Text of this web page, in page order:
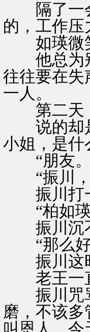
隔了一会
的，工作压
如瑛微
他总为别
往往要在失
一人。
第二天，
说的却是
小姐，是什
“朋友。
“振川，
振川打一
“柏如瑛
振川沉不
“那么好
振川这时
老王一直
振川咒骂
磨，不该